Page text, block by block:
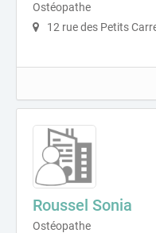
Ostéopathe
12 rue des Petits
Roussel Sonia
Ostéopathe